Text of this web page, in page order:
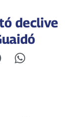
declive